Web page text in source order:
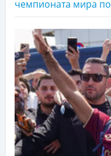
чемпионата мира